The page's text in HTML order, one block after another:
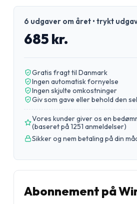
6 udgaver om året • trykt
685 kr.
Gratis fragt til Danmark
Ingen automatisk fornyelse
Ingen skjulte omkostninger
Giv som gave eller behold den
Vores kunder giver os en
(baseret på 1251 anmeldelser)
Sikker og nem betaling på din
Abonnement på